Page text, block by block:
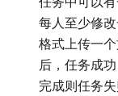
每人至少修
格式上传一
后，任务成
完成则任务失